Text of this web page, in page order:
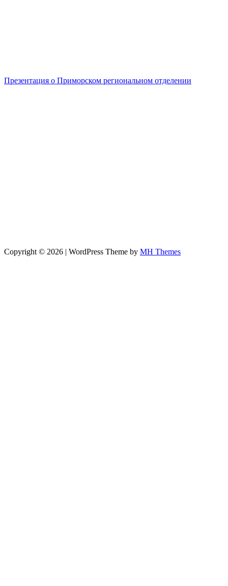
Презентация о Приморском региональном отделении
Copyright © 2026 | WordPress Theme by MH Themes